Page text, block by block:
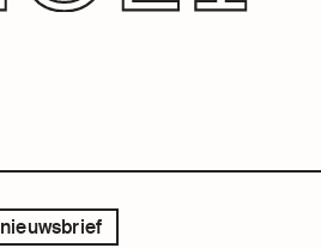
nieuwsbrief